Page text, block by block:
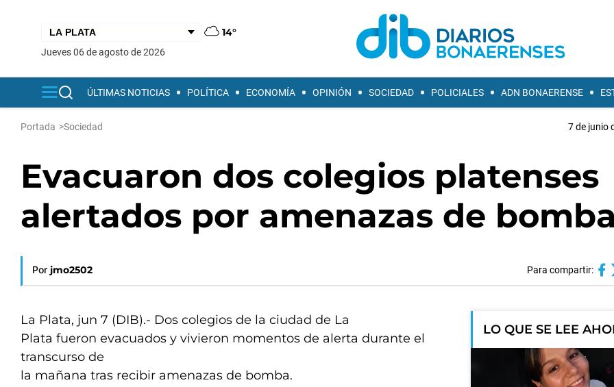
14°
jueves 06 de agosto de 2026
ÚLTIMAS NOTICIAS POLÍTICA ECONOMÍA OPINIÓN SOCIEDAD POLICIALES ADN BONAERENSE
Portada >Sociedad 7 de junio
Evacuaron dos colegios platenses
alertados por amenazas de bomba
Por jmo2502 Para compartir:
La Plata, jun 7 (DIB).- Dos colegios de la ciudad de La
Plata fueron evacuados y vivieron momentos de alerta durante el
transcurso de
la mañana tras recibir amenazas de bomba.
LO QUE SE LEE